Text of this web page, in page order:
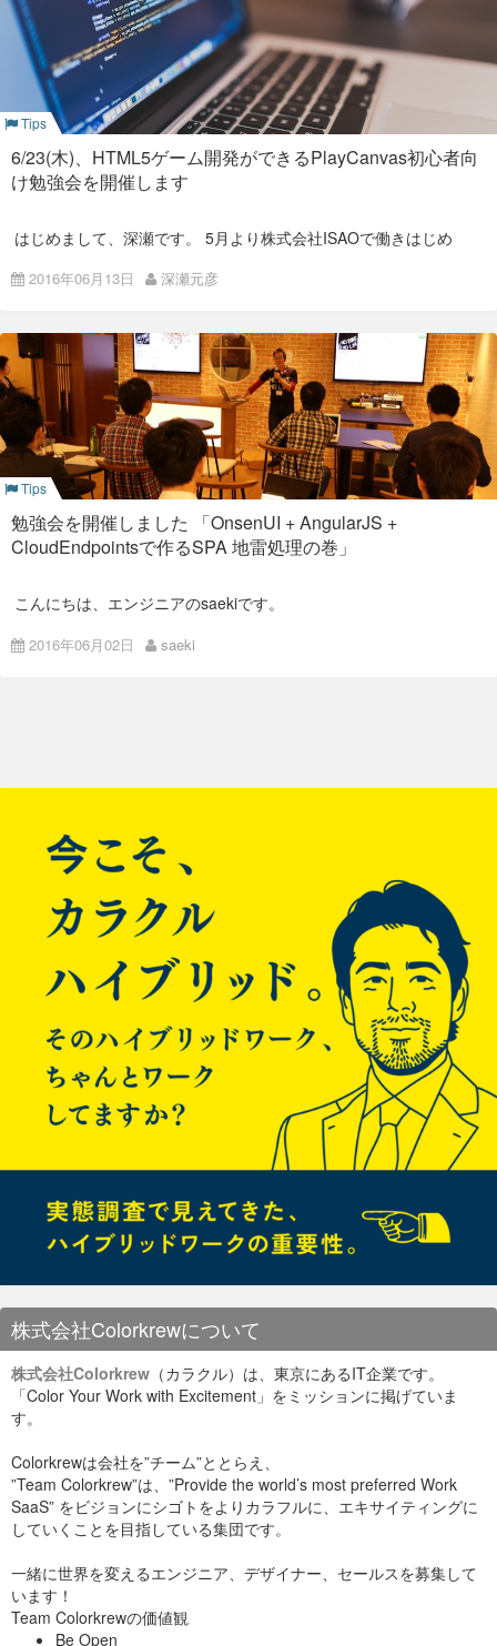
今後もISAOにて定期的にパートナーの方とも一緒にMeetUPを
開催していく予定です。
皆様が関心を持っているキーワードをピックアップしてお届け
できればと思います！ さらに盛り上げていきたいと思いますの
で、 是非ご参加ください！
次回をお楽しみに。
また、ISAOは Google Cloud Platform 専用パッケージくらま
ね for GCP を提供しています。
詳しくは特設サイト をご覧ください。
次回予告
11月30日 (水) 19時頃〜 分かりやすく使いやすい実践的なWeb
Swift 3で新しくなったとこ
ろ
Swift 3 で新しくなったところ - 表面から見えにくいところを
熊谷様の丁寧かつわかりやすい説明。懇親会でもSwift談義に花
が咲きました。
懇親会の様子
今回はまい泉のカツサンドをご用意させていただきました。
今回の勉強会のもう一つの特徴は、スピーカーの２人とも今年
第一子が誕生した新生育児パパという事です。育児と仕事の両
立をして日々業務に精を出しています。
株式会社ISAOは、そんなイクメンエンジニアを応援していま
す！
AWSを使っているならOpsWorksでDevOpsしよ
う！ by 平形
AWSのデプロイサービスの一つOpsWorksについて実際の業務
AWS運用アレコレ by 赤川
AWSの障害対応など日々1,000台単位のEC2の運用を行なって
いる中から得られた運用のコツなどを発表しました。
懇親会の様子
秋葉原名物の万世のハンバーグサンドです。
大変美味しく頂きました。
前日風邪をひいてしまい、延期した当日の事前練習はトーン低
めでしたが何とかやり抜きました。
本番に強い男だな (ホッ)
当日使用した資料はこちら。
受付〜開始時間まで、自慢の社内バーカウンターで、Welcome
ドリンクが出るというスタイル!
私自身、初めて体験しましたが、頭が少し柔らかくなり、なか
なか良いですね。
もっともっと良くなる勉強会に、どんどんチャレンジしていき
たくなりました。
ISAO Meetup名物『今月のミ
ート』は!?
そして勉強会後の楽しみになってきました、懇親会の肉メニュ
写真は、勉強会開始まで参加者の方々と歓談している弊社運営
内容
HTML5ゲーム開発ができるPlayCanvas初心者向け勉強会
PlayCanvasと平光氏の詳細については、以前投稿しましたので
そちらをご覧下さい。
当日使用した勉強会の資料と、参考リンクは以下となります。
勉強会のスライド
デモ画面
↑↑実際にスマートフォンで動かして見てみて下さい！！
初めてのPlayCanvas(1) - Qiita
短い時間ではありましたが、みなさん真剣に聞いていらっしゃ
いました。
懇親会の様子
テーブルを囲ってみんなで乾杯！！
Tips
6/23(木)、HTML5ゲーム開発ができるPlayCanvas初心者向
け勉強会を開催します
はじめまして、深瀬です。 5月より株式会社ISAOで働きはじめ
ました。以後よろしくお願いいたします。
さて、株式会社ISAOでは、来る今月6月23日(木)に
PlayCanvasとは
PlayCanvasは、2011年に英国ロンドンで設立され、世界初の
クラウドでホストされているゲーム開発プラットフォームで
す。 また、ゲームエンジン部分はMITライセンスで公開されて
いるオープンソースエンジンです。
Unity ライクなゲームエディターをWeb上から操作でき、
Javascritptで記述する事ができ、手軽にはじめる事ができ、個
人なら無料で利用する事ができます。
Github - [playcanvas/engine]
講師について
平光 昌寛
1984年広島県出身。
慶応義塾大学卒業。
Database 取締役，株式会社Media Index 取締役)を経
験した後、StartupWeekendTokyo発のサービス「ただ
肉」を創業。
13歳よりプログラミングをはじめ、15歳の時には県内の
19歳の時にロサンゼルスにて1社目の創業を経験、同社
は後にディズニー・ピクサー等大手企業と取引するイラ
スト制作会社に成長する。
2016年06月13日 深瀬元彦
Tips
勉強会を開催しました 「OnsenUI + AngularJS +
CloudEndpointsで作るSPA 地雷処理の巻」
こんにちは、エンジニアのsaekiです。
たのでその様子をご報告します。
そこでエンジニアが中心となり、初めて外部に向けた勉強会を
発表内容
「OnsenUI + AngularJS + CloudEndpointsで作るSPA 地雷処理
弊社エンジニアの古山が登壇しました
2016年06月02日 saeki
ナ
株式会社Colorkrewについて
株式会社Colorkrew （カラクル）は、東京にあるIT企業です。
「Color Your Work with Excitement」をミッションに掲げていま
す。
Colorkrewは会社を”チーム”ととらえ、
”Team Colorkrew”は、”Provide the world’s most preferred Work
SaaS” をビジョンにシゴトをよりカラフルに、エキサイティングに
していくことを目指している集団です。
一緒に世界を変えるエンジニア、デザイナー、セールスを募集して
います！
Team Colorkrewの価値観
Be Open